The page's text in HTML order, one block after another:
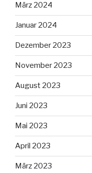
März 2024
Januar 2024
Dezember 2023
November 2023
August 2023
Juni 2023
Mai 2023
April 2023
März 2023